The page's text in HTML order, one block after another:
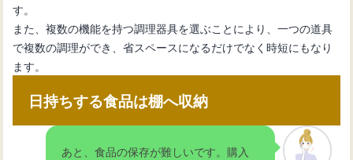
す。
また、複数の機能を持つ調理器具を選ぶことにより、一つの道具
で複数の調理ができ、省スペースになるだけでなく時短にもなり
ます。
日持ちする食品は棚へ収納
あと、食品の保存が難しいです。購入